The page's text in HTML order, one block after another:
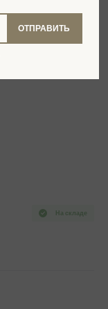
На складе
ОТПРАВИТЬ